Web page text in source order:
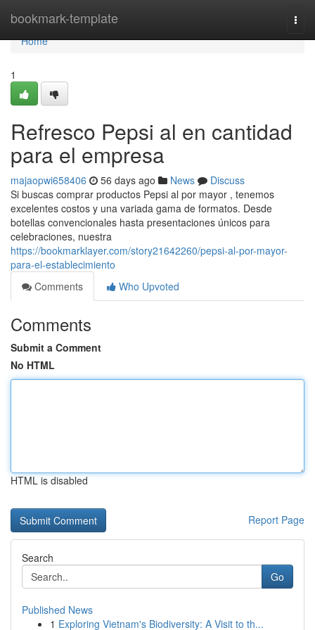
bookmark-template
Home
Home
1
Refresco Pepsi al en cantidad
para el empresa
majaopwi658406 56 days ago News
Discuss
Si buscas comprar productos Pepsi al por mayor , tenemos
excelentes costos y una variada gama de formatos. Desde
botellas convencionales hasta presentaciones únicos para
celebraciones, nuestra
https://bookmarklayer.com/story21642260/pepsi-al-por-mayor-
para-el-establecimiento
Comments
Who Upvoted
Comments
Submit a Comment
No HTML
HTML is disabled
Report Page
Search
Go
Published News
1 Exploring Vietnam's Biodiversity: A Visit to th...